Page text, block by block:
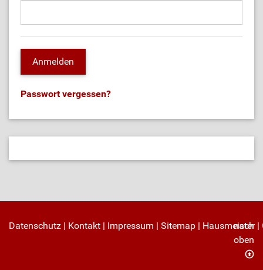
Passwort vergessen?
Datenschutz | Kontakt | Impressum | Sitemap | Hausmeister|
nach
oben